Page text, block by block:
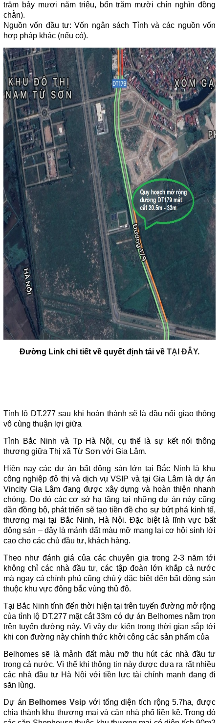
trăm bảy mươi năm triệu, bốn trăm mười chín nghìn đồng
chẵn).
Nguồn vốn đầu tư: Vốn ngân sách Tỉnh và các nguồn vốn
hợp pháp khác (nếu có).
Đường Link chi tiết về quyết định tải về TẠI ĐÂY.
Tỉnh lộ DT.277 sau khi hoàn thành sẽ là đầu nối giao thông
vô cùng thuận lợi giữa
Tỉnh Bắc Ninh và Tp Hà Nội, cụ thể là sự kết nối thông
thương giữa Thị xã Từ Sơn với Gia Lâm.
Hiện nay các dự án bất động sản lớn tại Bắc Ninh là khu
công nghiệp đô thị và dịch vụ VSIP và tại Gia Lâm là dự án
Vincity Gia Lâm đang được xây dựng và hoàn thiện nhanh
chóng. Do đó các cơ sở hạ tầng tại những dự án này cũng
dần đồng bộ, phát triển sẽ tạo tiền đề cho sự bứt phá kinh tế,
thương mại tại Bắc Ninh, Hà Nội. Đặc biệt là lĩnh vực bất
động sản – đây là mảnh đất màu mỡ mang lại cơ hội sinh lời
cao cho các chủ đầu tư, khách hàng.
Theo như đánh giá của các chuyên gia trong 2-3 năm tới
không chỉ các nhà đầu tư, các tập đoàn lớn khắp cả nước
mà ngay cả chính phủ cũng chú ý đặc biệt đến bất động sản
thuộc khu vực đông bắc vùng thủ đô.
Tại Bắc Ninh tính đến thời hiện tại trên tuyến đường mở rộng
của tỉnh lộ DT.277 mặt cắt 33m có dự án Belhomes nằm trọn
trên tuyến đường này. Vì vậy dự kiến trong thời gian sắp tới
khi con đường này chính thức khởi công các sản phẩm của
Belhomes sẽ là mảnh đất màu mỡ thu hút các nhà đầu tư
trong cả nước. Vì thế khi thông tin này được đưa ra rất nhiều
các nhà đầu tư Hà Nội với tiền lực tài chính mạnh đang đi
săn lùng.
Dự án Belhomes Vsip với tổng diện tích rộng 5.7ha, được
chia thành khu thương mại và căn nhà phố liền kề. Trong đó